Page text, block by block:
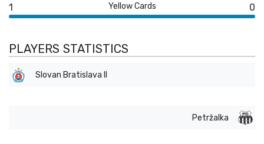
1 Yellow Cards 0
PLAYERS STATISTICS
Slovan Bratislava II
Petržalka